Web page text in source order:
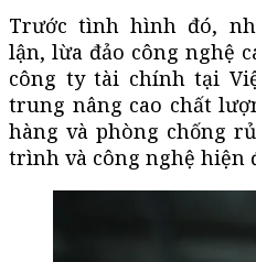
Trước tình hình đó,
lận, lừa đảo công nghệ
công ty tài chính tại
trung nâng cao chất
hàng và phòng chống
trình và công nghệ hiện